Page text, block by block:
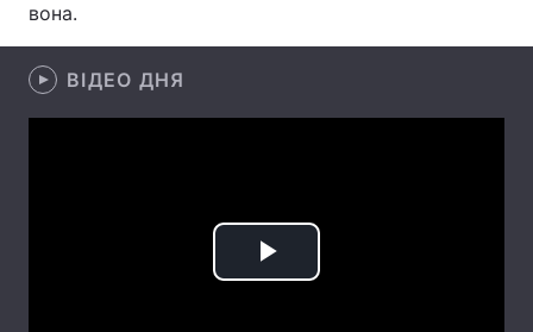
Відео з Youtube
Інтерв'ю
Архів Вакансії
вона.
ВІДЕО ДНЯ
Play